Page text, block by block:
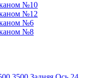
№10
№12
№6
№8